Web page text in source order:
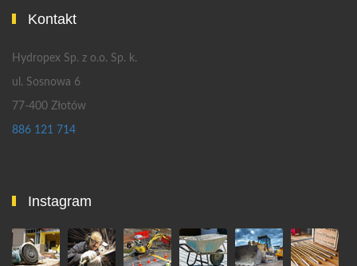
Kontakt
Hydropex Sp. z o.o. Sp. k.
ul. Sosnowa 6
77-400 Złotów
886 121 714
Instagram